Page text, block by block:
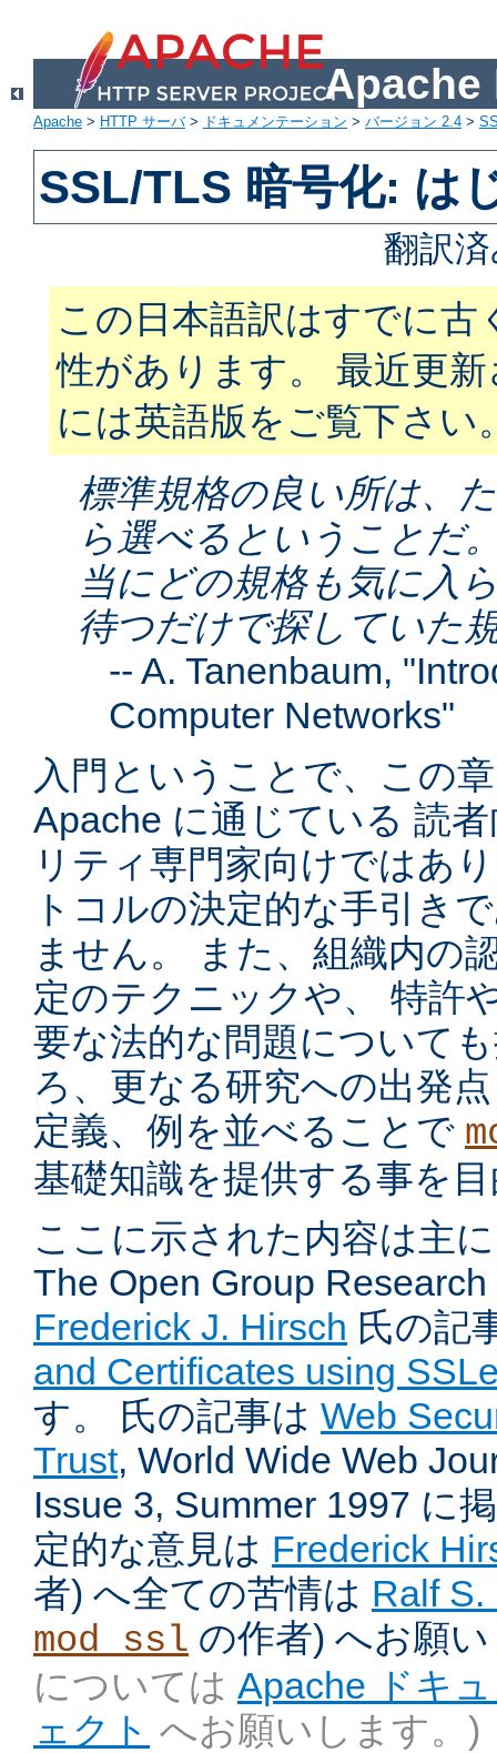
Apache
Apache > HTTP サーバ> ドキュメンテーション > バージョン 2.4 >
SSL/TLS 暗号化: は
翻訳
この日本語訳はすでに古
性があります。 最近更
には英語版をご覧下さい
標準規格の良い所は、
ら選べるということだ
当にどの規格も気に入
待つだけで探していた
-- A. Tanenbaum,
Computer Networks"
入門ということで、この
Apache に通じている 読
リティ専門家向けではあ
トコルの決定的な手引き
ません。 また、組織内の
定のテクニックや、 特許
要な法的な問題について
ろ、更なる研究への出発
定義、例を並べることで
基礎知識を提供する事を
ここに示された内容は主
The Open Group
Frederick J. Hirsch 氏の記
and Certificates using
す。 氏の記事は Web
Trust, World Wide Web
Issue 3, Summer 1997 に
定的な意見は Frederick
者) へ全ての苦情は Ralf
mod_ssl の作者) へお願
については Apache ドキ
ェクト へお願いします。)